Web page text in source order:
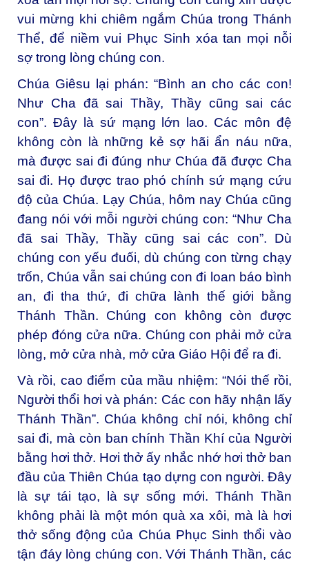
vui mừng khi chiêm ngắm Chúa trong Thánh
Thể, để niềm vui Phục Sinh xóa tan mọi nỗi
sợ trong lòng chúng con.
Chúa Giêsu lại phán: “Bình an cho các con!
Như Cha đã sai Thầy, Thầy cũng sai các
con”. Đây là sứ mạng lớn lao. Các môn đệ
không còn là những kẻ sợ hãi ẩn náu nữa,
mà được sai đi đúng như Chúa đã được Cha
sai đi. Họ được trao phó chính sứ mạng cứu
độ của Chúa. Lạy Chúa, hôm nay Chúa cũng
đang nói với mỗi người chúng con: “Như Cha
đã sai Thầy, Thầy cũng sai các con”. Dù
chúng con yếu đuối, dù chúng con từng chạy
trốn, Chúa vẫn sai chúng con đi loan báo bình
an, đi tha thứ, đi chữa lành thế giới bằng
Thánh Thần. Chúng con không còn được
phép đóng cửa nữa. Chúng con phải mở cửa
lòng, mở cửa nhà, mở cửa Giáo Hội để ra đi.
Và rồi, cao điểm của mầu nhiệm: “Nói thế rồi,
Người thổi hơi và phán: Các con hãy nhận lấy
Thánh Thần”. Chúa không chỉ nói, không chỉ
sai đi, mà còn ban chính Thần Khí của Người
bằng hơi thở. Hơi thở ấy nhắc nhớ hơi thở ban
đầu của Thiên Chúa tạo dựng con người. Đây
là sự tái tạo, là sự sống mới. Thánh Thần
không phải là một món quà xa xôi, mà là hơi
thở sống động của Chúa Phục Sinh thổi vào
tận đáy lòng chúng con. Với Thánh Thần, các